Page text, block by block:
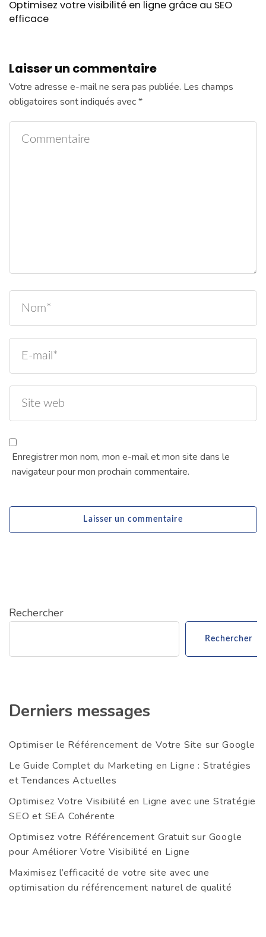
Optimisez votre visibilité en ligne grâce au SEO
efficace
Laisser un commentaire
Votre adresse e-mail ne sera pas publiée. Les champs
obligatoires sont indiqués avec*
Enregistrer mon nom, mon e-mail et mon site dans le
navigateur pour mon prochain commentaire.
Rechercher
Rechercher
Derniers messages
Optimiser le Référencement de Votre Site sur Google
Le Guide Complet du Marketing en Ligne : Stratégies
et Tendances Actuelles
Optimisez Votre Visibilité en Ligne avec une Stratégie
SEO et SEA Cohérente
Optimisez votre Référencement Gratuit sur Google
pour Améliorer Votre Visibilité en Ligne
Maximisez l’efficacité de votre site avec une
optimisation du référencement naturel de qualité